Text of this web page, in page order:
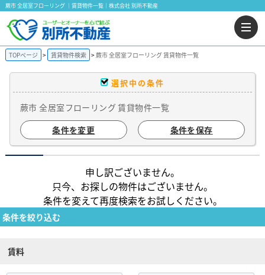
蕨市 全居室フローリング ｜賃貸物件一覧｜株式会社 別所不動産
TOPページ 賃貸物件検索 蕨市 全居室フローリング 賃貸物件一覧
選択中の条件
蕨市 全居室フローリング 賃貸物件一覧
条件を変更
条件を保存
申し訳ございません。
只今、お探しの物件はございません。
条件を変えて再度検索をお試しください。
条件を絞り込む
賃料